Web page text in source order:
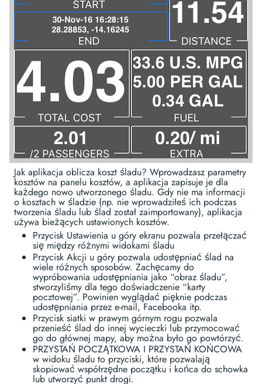
Jak aplikacja oblicza koszt śladu? Wprowadzasz parametry
kosztów na panelu kosztów, a aplikacja zapisuje je dla
każdego nowo utworzonego śladu. Gdy nie ma informacji
o kosztach w śladzie (np. nie wprowadziłeś ich podczas
tworzenia śladu lub ślad został zaimportowany), aplikacja
używa bieżących ustawionych kosztów.
Przycisk Ustawienia u góry ekranu pozwala przełączać
się między różnymi widokami śladu
Przycisk Akcji u góry pozwala udostępniać ślad na
wiele różnych sposobów. Zachęcamy do
wypróbowania udostępniania jako “obraz śladu”,
stworzyliśmy dla tego doświadczenie “karty
pocztowej”. Powinien wyglądać pięknie podczas
udostępniania przez e-mail, Facebooka itp.
Przycisk siatki w prawym górnym rogu pozwala
przenieść ślad do innej wycieczki lub przymocować
go do głównej mapy, aby można było go powtórzyć.
PRZYSTAŃ POCZĄTKOWA I PRZYSTAŃ KOŃCOWA
w widoku śladu to przyciski, które pozwalają
skopiować współrzędne początku i końca do schowka
lub utworzyć punkt drogi.